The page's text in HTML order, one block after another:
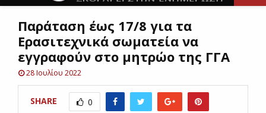
M
Παράταση έως 17/8 για τα
Ερασιτεχνικά σωματεία να
εγγραφούν στο μητρώο της ΓΓΑ
28 Ιουλίου 2022
SHARE 0